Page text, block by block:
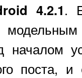
4.2.1.
началом
поста,